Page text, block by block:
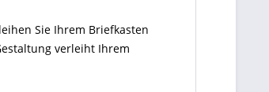
Sie Ihrem Briefkasten
verleiht Ihrem